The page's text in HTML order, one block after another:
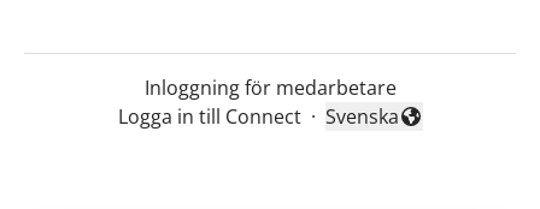
Inloggning för medarbetare
Logga in till Connect · Byt språk
Svenska